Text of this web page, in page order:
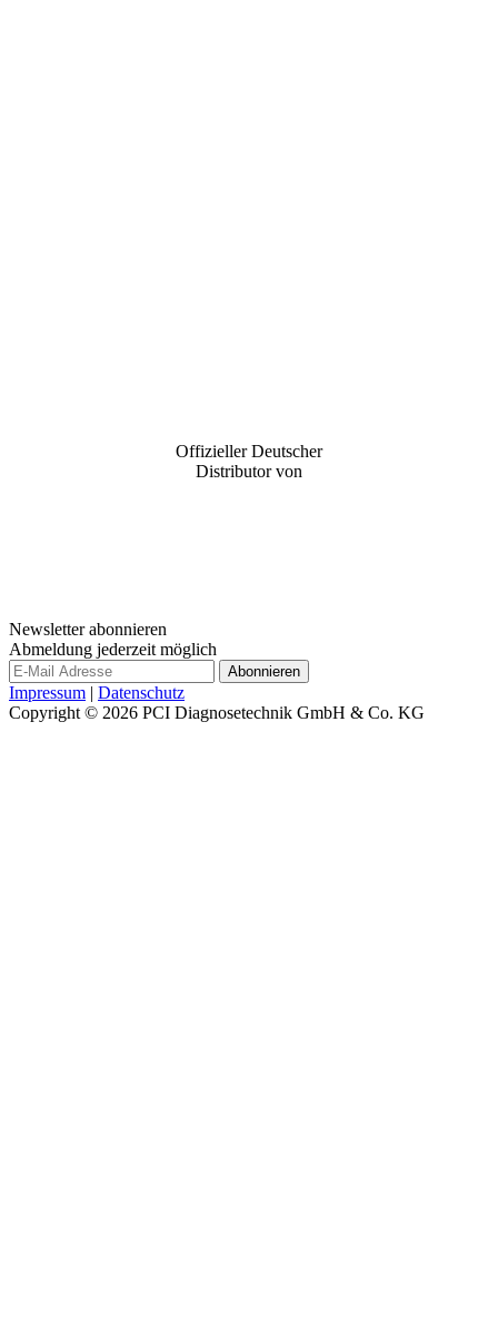
Offizieller Deutscher
Distributor von
Newsletter abonnieren
Abmeldung jederzeit möglich
Impressum | Datenschutz
Copyright © 2026 PCI Diagnosetechnik GmbH & Co. KG